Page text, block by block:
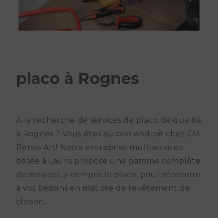
placo à Rognes
À la recherche de services de placo de qualité
à Rognes ? Vous êtes au bon endroit chez CM
Renov'Art! Notre entreprise multiservices
basée à Lauris propose une gamme complète
de services, y compris le placo, pour répondre
à vos besoins en matière de revêtement de
cloison.